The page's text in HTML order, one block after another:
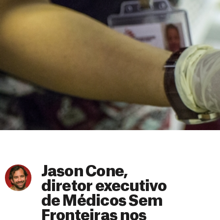
Jason Cone,
diretor executivo
de Médicos Sem
Fronteiras nos